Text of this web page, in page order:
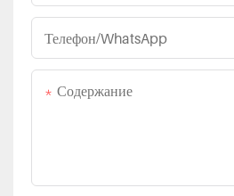
Телефон/WhatsApp
Содержание